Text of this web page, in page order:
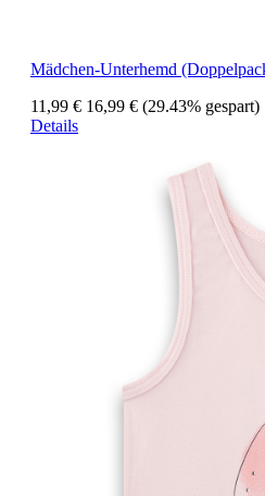
Mädchen-Unterhemd
11,99 € 16,99 € (29.43% gespart)
Details